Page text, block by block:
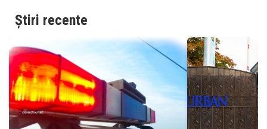
Știri recente